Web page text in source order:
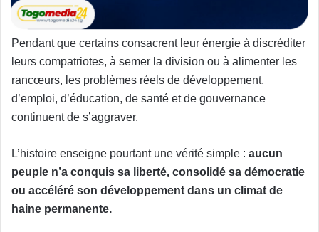
Pendant que certains consacrent leur énergie à discréditer
leurs compatriotes, à semer la division ou à alimenter les
rancœurs, les problèmes réels de développement,
d’emploi, d’éducation, de santé et de gouvernance
continuent de s’aggraver.
L’histoire enseigne pourtant une vérité simple : aucun
peuple n’a conquis sa liberté, consolidé sa démocratie
ou accéléré son développement dans un climat de
haine permanente.